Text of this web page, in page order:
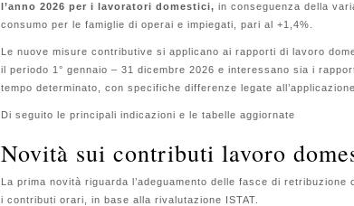
l’anno 2026 per i lavoratori domestici, in conseguenza della
consumo per le famiglie di operai e impiegati, pari al +1,4%.
Le nuove misure contributive si applicano ai rapporti di lavoro
il periodo 1° gennaio – 31 dicembre 2026 e interessano sia i
tempo determinato, con specifiche differenze legate
Di seguito le principali indicazioni e le tabelle aggiornate
Novità sui contributi lavoro
La prima novità riguarda l’adeguamento delle fasce di
i contributi orari, in base alla rivalutazione ISTAT.